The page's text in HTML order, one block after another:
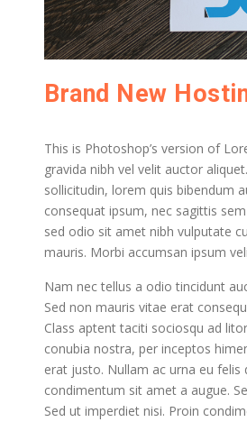
This is Photoshop’s version of
gravida nibh vel velit auctor
sollicitudin, lorem quis bibendum
consequat ipsum, nec sagittis
sed odio sit amet nibh vulputate
mauris. Morbi accumsan ipsum
Nam nec tellus a odio tincidunt
Sed non mauris vitae erat
Class aptent taciti sociosqu ad
conubia nostra, per inceptos
erat justo. Nullam ac urna eu felis
condimentum sit amet a augue.
Sed ut imperdiet nisi. Proin